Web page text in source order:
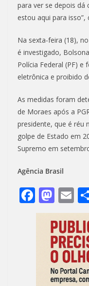
para ver se depois
estou aqui para isso”,
Na sexta-feira (18),
é investigado,
Polícia Federal (PF)
eletrônica e proibido
As medidas foram
de Moraes após a
presidente, que é réu
golpe de Estado em
Supremo em
Agência Brasil
F
ac
M
as
to
d
o
n
E
m
ai
l